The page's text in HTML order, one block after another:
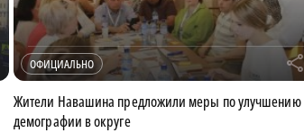
ОФИЦИАЛЬНО r
Жители Навашина предложили меры по улучшению
демографии в округе